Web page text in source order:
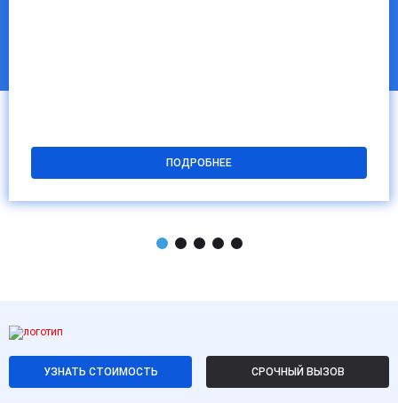
ПОДРОБНЕЕ
УЗНАТЬ СТОИМОСТЬ СРОЧНЫЙ ВЫЗОВ